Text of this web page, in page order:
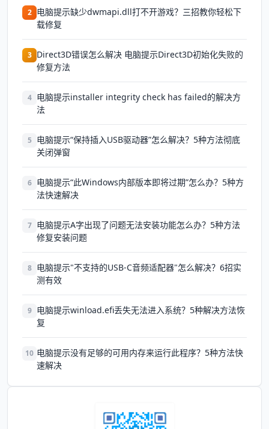
2 电脑提示缺少dwmapi.dll打不开游戏？三招教你轻松下
载修复
3 Direct3D错误怎么解决 电脑提示Direct3D初始化失败的
修复方法
4 电脑提示installer integrity check has failed的解决方
法
5 电脑提示“保持插入USB驱动器”怎么解决？5种方法彻底
关闭弹窗
6 电脑提示“此Windows内部版本即将过期”怎么办？5种方
法快速解决
7 电脑提示A字出现了问题无法安装功能怎么办？5种方法
修复安装问题
8 电脑提示"不支持的USB-C音频适配器"怎么解决？6招实
测有效
9 电脑提示winload.efi丢失无法进入系统？5种解决方法恢
复
10 电脑提示没有足够的可用内存来运行此程序？5种方法快
速解决